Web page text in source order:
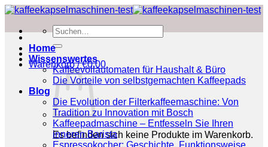
Zum
springen
Suchen
nach:
Warenkorb /€0.00
Es befinden sich keine Produkte im Warenkorb.
Home
Wissenswertes
Kaffeevollautomaten für Haushalt & Büro
Die Vorteile von selbstgemachten Kaffeepads
Blog
Die Evolution der Filterkaffeemaschine: Von
Tradition zu Innovation mit Bosch
Kaffeepadmaschine – Entfesseln Sie Ihren
inneren Barista
Espressokocher: Geschichte, Funktionsweise